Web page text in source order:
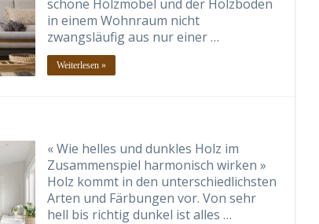
schöne Holzmöbel und der Holzboden
in einem Wohnraum nicht
zwangsläufig aus nur einer …
Weiterlesen »
« Wie helles und dunkles Holz im
Zusammenspiel harmonisch wirken »
Holz kommt in den unterschiedlichsten
Arten und Färbungen vor. Von sehr
hell bis richtig dunkel ist alles …